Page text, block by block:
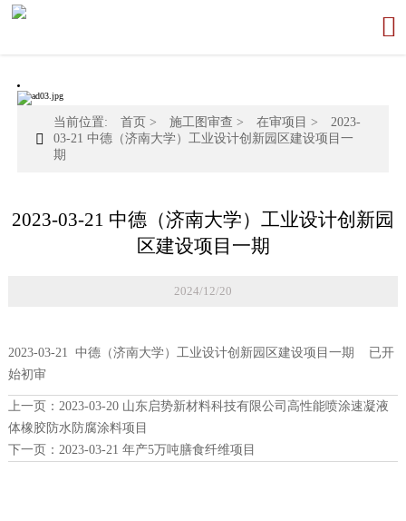


当前位置: 首页 > 施工图审查 > 在审项目 >
2023-
03-21 中德（济南大学）工业设计创新园区建设项目一
期
2023-03-21 中德（济南大学）工业设计创新园
区建设项目一期
2024/12/20
2023-03-21 中德（济南大学）工业设计创新园区建设项目一期 已开
始初审
上一页： 2023-03-20 山东启势新材料科技有限公司高性能喷涂速凝液
体橡胶防水防腐涂料项目
下一页：
2023-03-21 年产5万吨膳食纤维项目